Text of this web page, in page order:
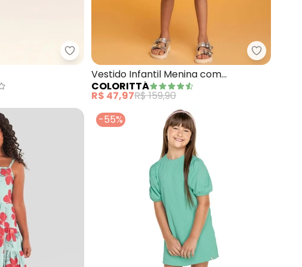
de Peixinhos (Verde)
Fakini Kids - Vestido Midi (Verde)
Colorittá
Vestido Infantil Menina com
Sobreposição Tule Colo
COLORITTÁ
R$ 47,97R$ 159,90
-55%